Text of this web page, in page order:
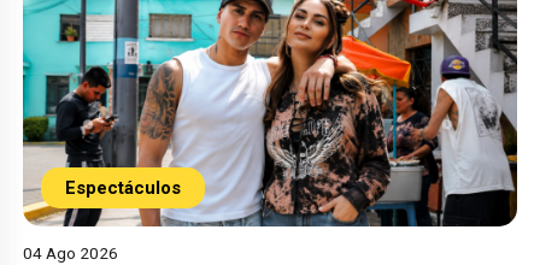
Espectáculos
04 Ago 2026